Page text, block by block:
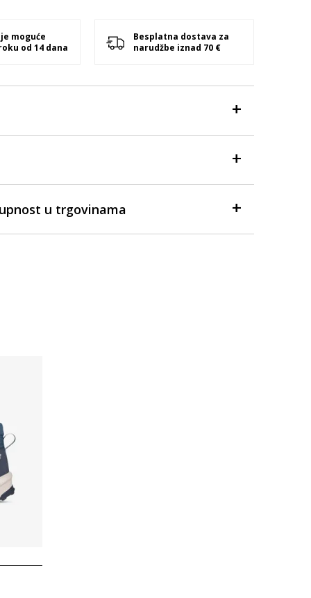
moguće
od 14 dana
Besplatna dostava za
narudžbe iznad 70 €
u trgovinama